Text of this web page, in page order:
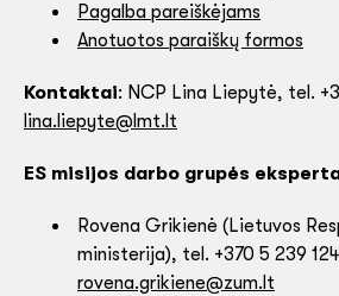
Pagalba pareiškėjams
Anotuotos paraiškų formos
Kontaktai: NCP Lina Liepytė, tel.
lina.liepyte@lmt.lt
ES misijos darbo grupės
Rovena Grikienė (Lietuvos
ministerija), tel. +370 5 239
rovena.grikiene@zum.lt